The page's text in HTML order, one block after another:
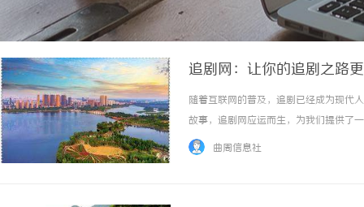
追剧网：让你的追剧之路
随着互联网的普及，追剧已经成为现代
故事，追剧网应运而生，为我们提供了
我们看剧的方式。在过去，许多观众只
曲周信息社